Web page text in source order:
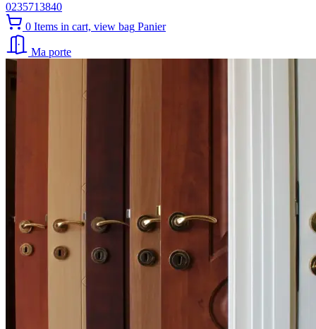
0235713840
0 Items in cart, view bag Panier
Ma porte